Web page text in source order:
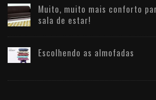
Muito, muito mais conforto
sala de estar!
Escolhendo as almofadas